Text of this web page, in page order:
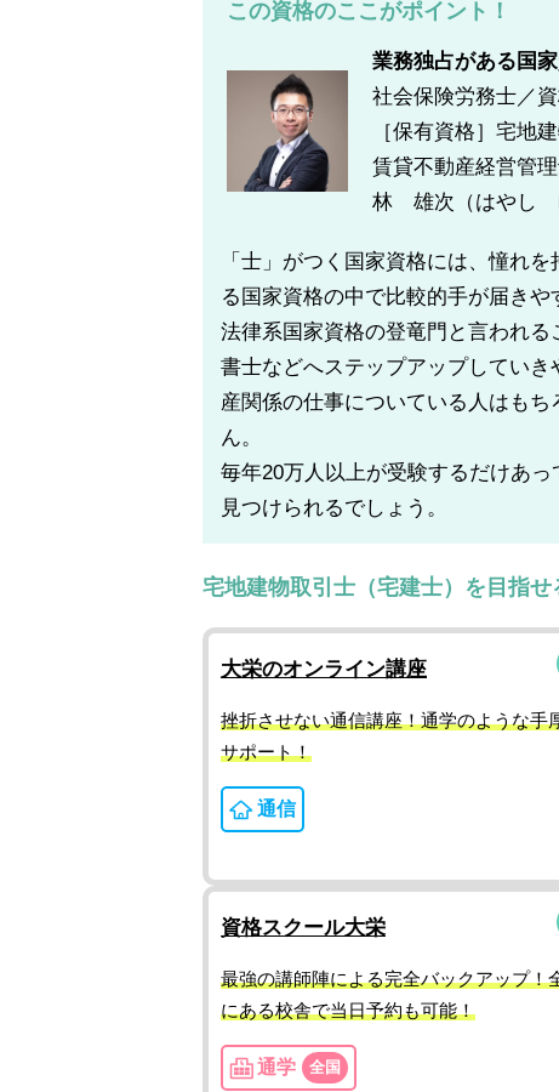
この資格のここがポイント！
業務独占がある国
社会保険労務士／
［保有資格］宅地
賃貸不動産経営管
林 雄次（はやし
「士」がつく国家資格には、憧れ
る国家資格の中で比較的手が届きや
法律系国家資格の登竜門と言われ
書士などへステップアップしてい
産関係の仕事についている人はも
ん。
毎年20万人以上が受験するだけあ
見つけられるでしょう。
宅地建物取引士（宅建士）を目指
大栄のオンライン講座
挫折させない通信講座！通学のような手
サポート！
通信
資格スクール大栄
最強の講師陣による完全バックアップ！
にある校舎で当日予約も可能！
通学 全国